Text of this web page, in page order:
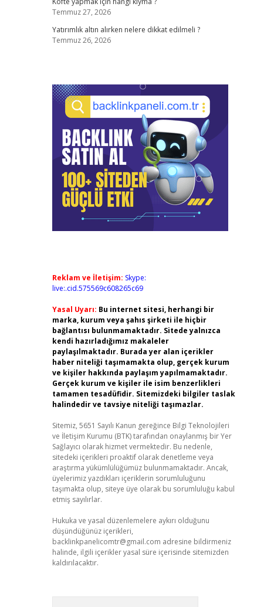
Temmuz 27, 2026
Yatırımlık altın alırken nelere dikkat edilmeli ?
Temmuz 26, 2026
Reklam ve İletişim: Skype:
live:.cid.575569c608265c69
Yasal Uyarı: Bu internet sitesi, herhangi bir
marka, kurum veya şahıs şirketi ile hiçbir
bağlantısı bulunmamaktadır. Sitede yalnızca
kendi hazırladığımız makaleler
paylaşılmaktadır. Burada yer alan içerikler
haber niteliği taşımamakta olup, gerçek kurum
ve kişiler hakkında paylaşım yapılmamaktadır.
Gerçek kurum ve kişiler ile isim benzerlikleri
tamamen tesadüfidir. Sitemizdeki bilgiler taslak
halindedir ve tavsiye niteliği taşımazlar.
Sitemiz, 5651 Sayılı Kanun gereğince Bilgi Teknolojileri
ve İletişim Kurumu (BTK) tarafından onaylanmış bir Yer
Sağlayıcı olarak hizmet vermektedir. Bu nedenle,
sitedeki içerikleri proaktif olarak denetleme veya
araştırma yükümlülüğümüz bulunmamaktadır. Ancak,
üyelerimiz yazdıkları içeriklerin sorumluluğunu
taşımakta olup, siteye üye olarak bu sorumluluğu kabul
etmiş sayılırlar.
Hukuka ve yasal düzenlemelere aykırı olduğunu
düşündüğünüz içerikleri,
backlinkpanelicomtr@gmail.com adresine bildirmeniz
halinde, ilgili içerikler yasal süre içerisinde sitemizden
kaldırılacaktır.